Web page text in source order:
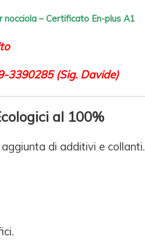
– Certificato En-plus A1
3390285 (Sig. Davide)
al 100%
di additivi e collanti.